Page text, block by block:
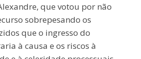
que votou por não
sobrepesando os
que o ingresso do
à causa e os riscos à